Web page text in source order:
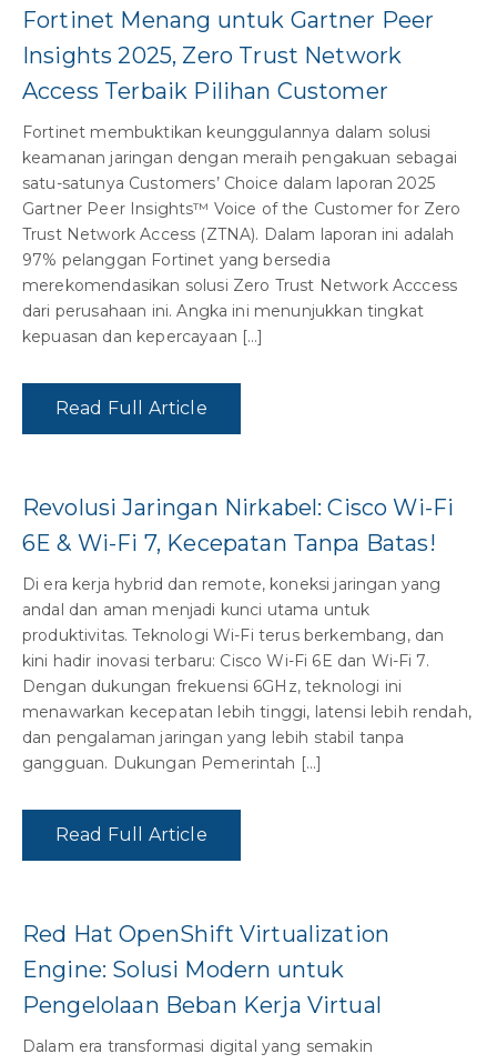
Fortinet Menang untuk Gartner Peer
Insights 2025, Zero Trust Network
Access Terbaik Pilihan Customer
Fortinet membuktikan keunggulannya dalam solusi
keamanan jaringan dengan meraih pengakuan sebagai
satu-satunya Customers’ Choice dalam laporan 2025
Gartner Peer Insights™ Voice of the Customer for Zero
Trust Network Access (ZTNA). Dalam laporan ini adalah
97% pelanggan Fortinet yang bersedia
merekomendasikan solusi Zero Trust Network Acccess
dari perusahaan ini. Angka ini menunjukkan tingkat
kepuasan dan kepercayaan […]
Read Full Article
Revolusi Jaringan Nirkabel: Cisco Wi-Fi
6E & Wi-Fi 7, Kecepatan Tanpa Batas!
Di era kerja hybrid dan remote, koneksi jaringan yang
andal dan aman menjadi kunci utama untuk
produktivitas. Teknologi Wi-Fi terus berkembang, dan
kini hadir inovasi terbaru: Cisco Wi-Fi 6E dan Wi-Fi 7.
Dengan dukungan frekuensi 6GHz, teknologi ini
menawarkan kecepatan lebih tinggi, latensi lebih rendah,
dan pengalaman jaringan yang lebih stabil tanpa
gangguan. Dukungan Pemerintah […]
Read Full Article
Red Hat OpenShift Virtualization
Engine: Solusi Modern untuk
Pengelolaan Beban Kerja Virtual
Dalam era transformasi digital yang semakin